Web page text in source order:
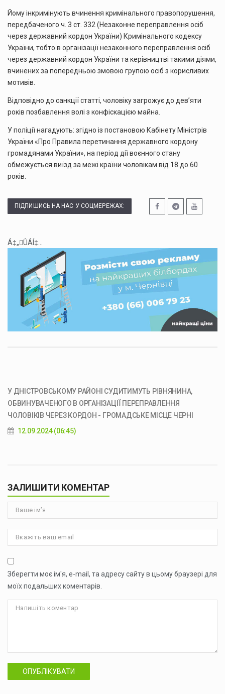
Йому інкримінують вчинення кримінального правопорушення,
передбаченого ч. 3 ст. 332 (Незаконне переправлення осіб
через державний кордон України) Кримінального кодексу
України, тобто в організації незаконного переправлення осіб
через державний кордон України та керівництві такими діями,
вчинених за попередньою змовою групою осіб з корисливих
мотивів.
Відповідно до санкції статті, чоловіку загрожує до дев’яти
років позбавлення волі з конфіскацією майна.
У поліції нагадують: згідно із постановою Кабінету Міністрів
України «Про Правила перетинання державного кордону
громадянами України», на період дії воєнного стану
обмежується виїзд за межі країни чоловікам від 18 до 60
років.
ПІДПИШИСЬ НА НАС У СОЦМЕРЕЖАХ:
Á‡„ÛÁÍ‡...
У ДНІСТРОВСЬКОМУ РАЙОНІ СУДИТИМУТЬ РІВНЯНИНА,
ОБВИНУВАЧЕНОГО В ОРГАНІЗАЦІЇ ПЕРЕПРАВЛЕННЯ
ЧОЛОВІКІВ ЧЕРЕЗ КОРДОН - ГРОМАДСЬКЕ МІСЦЕ ЧЕРНІ
12.09.2024 (06:45)
ЗАЛИШИТИ КОМЕНТАР
Зберегти моє ім'я, e-mail, та адресу сайту в цьому браузері для
моїх подальших коментарів.
ОПУБЛІКУВАТИ